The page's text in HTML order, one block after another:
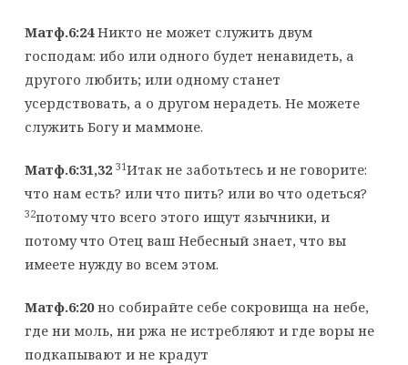
Матф.6:24Никто не может служить двум
господам: ибо или одного будет ненавидеть, а
другого любить; или одному станет
усердствовать, а о другом нерадеть. Не можете
служить Богу и маммоне.
Матф.6:31,32 31Итак не заботьтесь и не говорите:
что нам есть? или что пить? или во что одеться?
32потому что всего этого ищут язычники, и
потому что Отец ваш Небесный знает, что вы
имеете нужду во всем этом.
Матф.6:20но собирайте себе сокровища на небе,
где ни моль, ни ржа не истребляют и где воры не
подкапывают и не крадут